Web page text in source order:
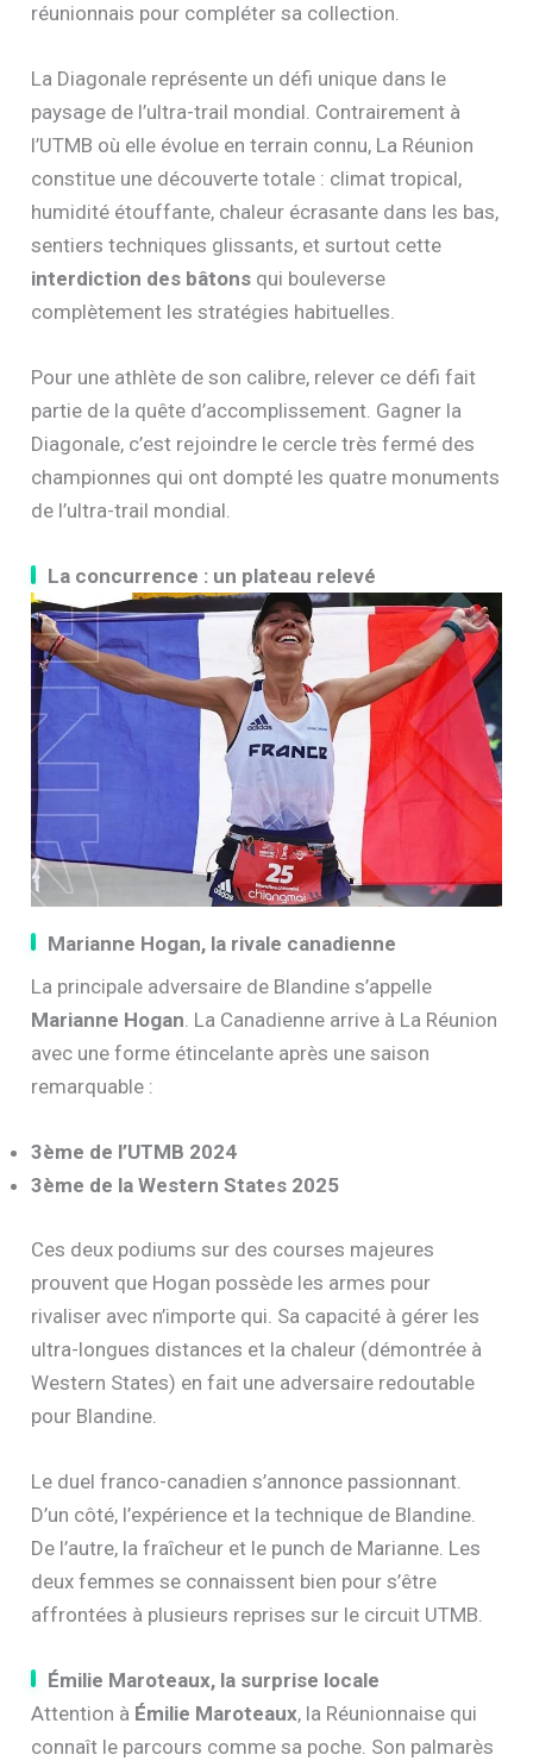
réunionnais pour compléter sa collection.
La Diagonale représente un défi unique dans le
paysage de l’ultra-trail mondial. Contrairement à
l’UTMB où elle évolue en terrain connu, La Réunion
constitue une découverte totale : climat tropical,
humidité étouffante, chaleur écrasante dans les bas,
sentiers techniques glissants, et surtout cette
interdiction des bâtons qui bouleverse
complètement les stratégies habituelles.
Pour une athlète de son calibre, relever ce défi fait
partie de la quête d’accomplissement. Gagner la
Diagonale, c’est rejoindre le cercle très fermé des
championnes qui ont dompté les quatre monuments
de l’ultra-trail mondial.
La concurrence : un plateau relevé
Marianne Hogan, la rivale canadienne
La principale adversaire de Blandine s’appelle
Marianne Hogan. La Canadienne arrive à La Réunion
avec une forme étincelante après une saison
remarquable :
3ème de l’UTMB 2024
3ème de la Western States 2025
Ces deux podiums sur des courses majeures
prouvent que Hogan possède les armes pour
rivaliser avec n’importe qui. Sa capacité à gérer les
ultra-longues distances et la chaleur (démontrée à
Western States) en fait une adversaire redoutable
pour Blandine.
Le duel franco-canadien s’annonce passionnant.
D’un côté, l’expérience et la technique de Blandine.
De l’autre, la fraîcheur et le punch de Marianne. Les
deux femmes se connaissent bien pour s’être
affrontées à plusieurs reprises sur le circuit UTMB.
Émilie Maroteaux, la surprise locale
Attention à Émilie Maroteaux, la Réunionnaise qui
connaît le parcours comme sa poche. Son palmarès